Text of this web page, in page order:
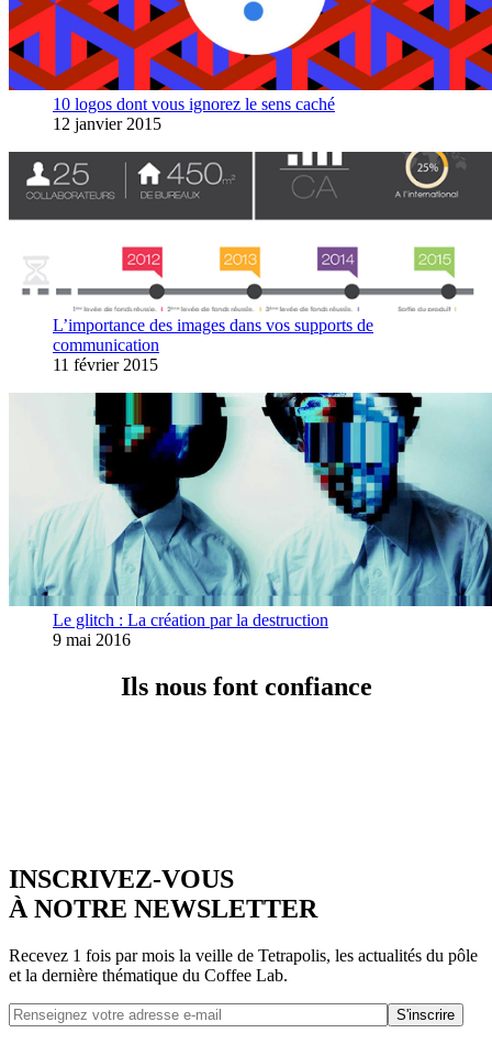
10 logos dont vous ignorez le sens caché
12 janvier 2015
L’importance des images dans vos supports de
communication
11 février 2015
Le glitch : La création par la destruction
9 mai 2016
Ils nous font confiance
INSCRIVEZ-VOUS
À NOTRE NEWSLETTER
Recevez 1 fois par mois la veille de Tetrapolis, les actualités du pôle
et la dernière thématique du Coffee Lab.
S'inscrire